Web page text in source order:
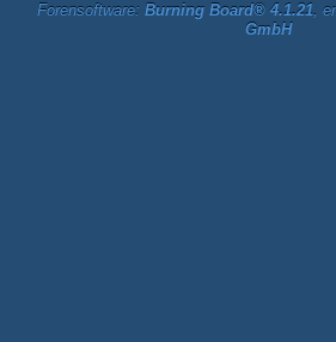
Forensoftware: Burning Board® 4.1.21,
GmbH